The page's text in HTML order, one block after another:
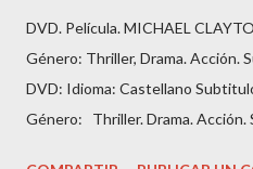
DVD. Película. MICHAEL
Género: Thriller, Drama. Acción.
DVD: Idioma: Castellano
Género: Thriller. Drama. Acción.